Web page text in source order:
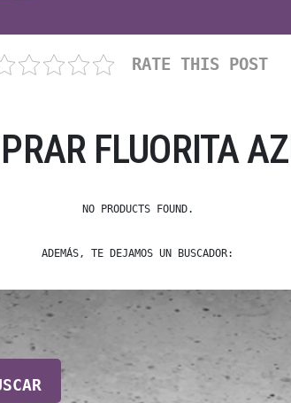
RATE THIS POST
FLUORITA
NO PRODUCTS FOUND.
ADEMÁS, TE DEJAMOS UN BUSCADOR: